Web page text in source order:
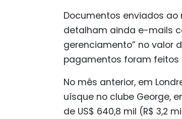
Documentos enviados ao
detalham ainda e-mails
gerenciamento” no valor
pagamentos foram feitos
No mês anterior, em
uísque no clube George,
de US$ 640,8 mil (R$ 3,2